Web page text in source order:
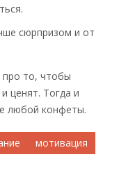
сюрпризом и от
то, чтобы
ценят. Тогда и
любой конфеты.
мотивация